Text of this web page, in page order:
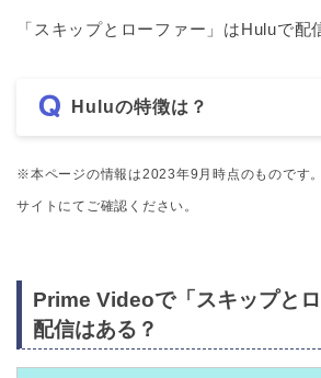
「スキップとローファー」はHuluで配
Huluの特徴は？
※本ページの情報は2023年9月時点のものです
サイトにてご確認ください。
Prime Videoで「スキップと
配信はある？